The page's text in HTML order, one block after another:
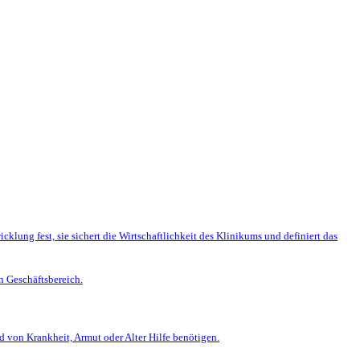
fest, sie sichert die Wirtschaftlichkeit des Klinikums und definiert das
Geschäftsbereich.
von Krankheit, Armut oder Alter Hilfe benötigen.